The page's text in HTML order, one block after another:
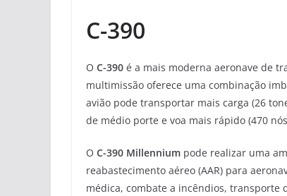
C-390
O C-390 é a mais moderna aeronave de
multimissão oferece uma combinação
avião pode transportar mais carga (26
de médio porte e voa mais rápido (470
O C-390 Millennium pode realizar uma
reabastecimento aéreo (AAR) para
médica, combate a incêndios, transporte